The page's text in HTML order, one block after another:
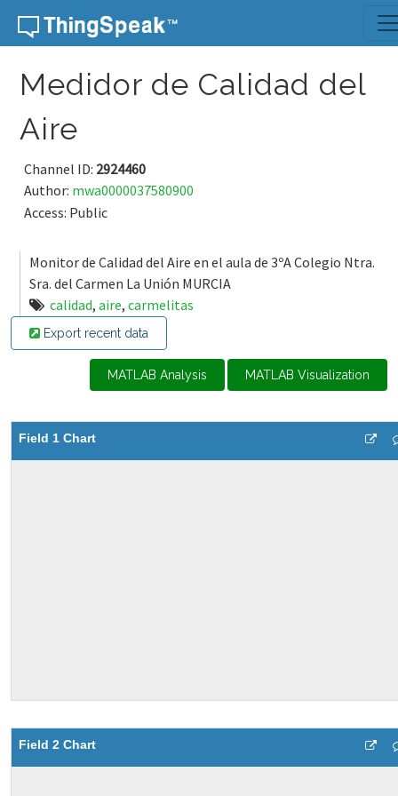
Skip to content
Medidor de Calidad del
Aire
Channel ID: 2924460
Author: mwa0000037580900
Access: Public
Monitor de Calidad del Aire en el aula de 3ºA Colegio Ntra.
Sra. del Carmen La Unión MURCIA
calidad, aire, carmelitas
Export recent data
MATLAB Analysis MATLAB Visualization
Field 1 Chart
Field 2 Chart